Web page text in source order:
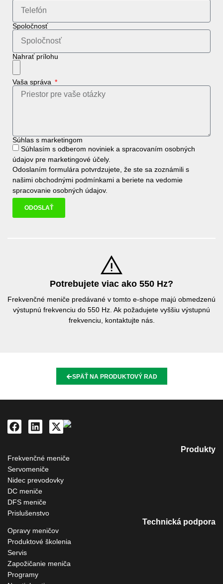
Spoločnosť
Nahrať prílohu
Vaša správa
Súhlas s marketingom
Súhlasím s odberom noviniek a spracovaním osobných
údajov pre marketingové účely.
Odoslaním formulára potvrdzujete, že ste sa zoznámili s
našimi obchodnými podmínkami a beriete na vedomie
spracovanie osobných údajov.
ODOSLAŤ
Potrebujete viac ako 550 Hz?
Frekvenčné meniče predávané v tomto e-shope majú obmedzenú
výstupnú frekvenciu do 550 Hz. Ak požadujete vyššiu výstupnú
frekvenciu, kontaktujte nás.
SPÄŤ NA PRODUKTOVÝ RAD
Produkty
Frekvenčné meniče
Servomeniče
Nidec prevodovky
DC meniče
DFS meniče
Prislušenstvo
Technická podpora
Opravy meničov
Produktové školenia
Servis
Zapožičanie meniča
Programy